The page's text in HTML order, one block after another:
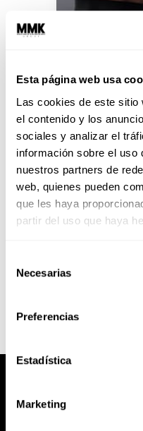
Esta página web usa
Las cookies de este sitio
el contenido y los
sociales y analizar el
información sobre el uso
nuestros partners de
web, quienes pueden
que les haya
partir del uso que haya
Necesarias
Preferencias
Estadística
Marketing
¿Dónde
Para que
cuente, te